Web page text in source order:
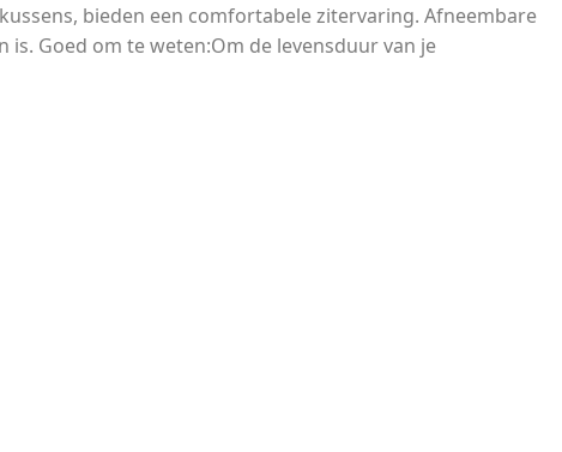
bieden een comfortabele zitervaring. Afneembare
Goed om te weten:Om de levensduur van je